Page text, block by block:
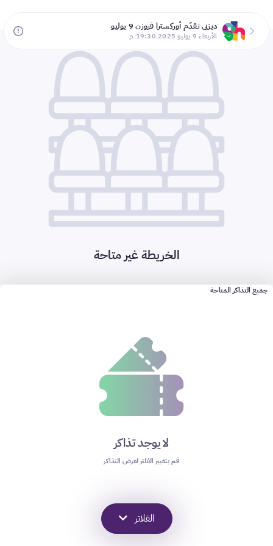
ديزني تقدّم أوركسترا فروزن 9 يوليو
الأربعاء 9 يوليو 2025 19:30 م
الفلاتر
الخريطة غير متاحة
جميع التذاكر المتاحة
لا يوجد تذاكر
قم بتغيير الفلتر لعرض التذاكر